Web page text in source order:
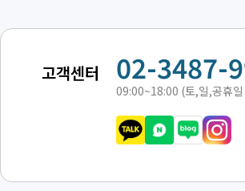
고객센터 02-3487-
09:00~18:00 (토,일,공휴일